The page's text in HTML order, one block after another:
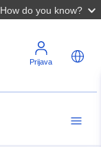
How do you know?
Prijava